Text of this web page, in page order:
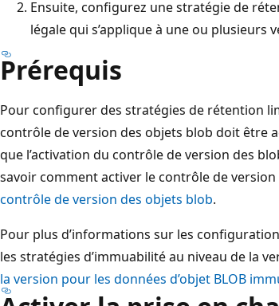
Ensuite, configurez une stratégie de
légale qui s’applique à une ou plusieurs
Prérequis
Pour configurer des stratégies de rétention
contrôle de version des objets blob doit être
que l’activation du contrôle de version des
savoir comment activer le contrôle de
contrôle de version des objets blob.
Pour plus d’informations sur les
les stratégies d’immuabilité au niveau de la
la version pour les données d’objet BLOB